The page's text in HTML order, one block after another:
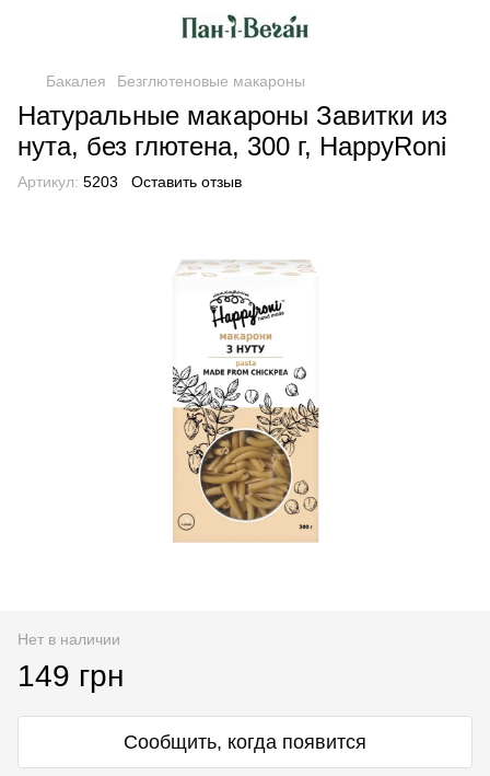
Бакалея Безглютеновые макароны
Натуральные макароны Завитки из
нута, без глютена, 300 г, HappyRoni
Артикул: 5203 Оставить отзыв
Нет в наличии
149 грн
Сообщить, когда появится